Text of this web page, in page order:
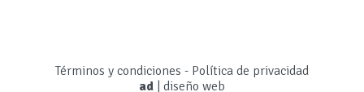
Términos y condiciones - Política de privacidad
ad diseño web